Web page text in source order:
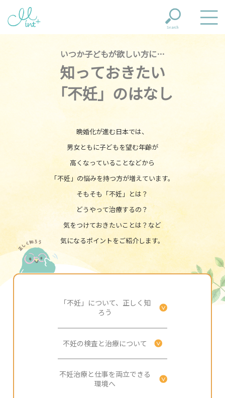
Search
いつか子どもが欲しい方に…
知っておきたい
「不妊」のはなし
晩婚化が進む日本では、
男女ともに子どもを望む年齢が
高くなっていることなどから
「不妊」の悩みを持つ方が増えています。
そもそも「不妊」とは？
どうやって治療するの？
気をつけておきたいことは？など
気になるポイントをご紹介します。
「不妊」について、正しく知
ろう
不妊の検査と治療について
不妊治療と仕事を両立できる
環境へ